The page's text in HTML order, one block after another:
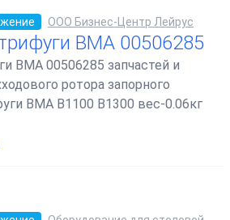
ООО Бизнес-Центр Лейрус
BMA 00506285
BMA 00506285 запчастей и
ротора запорного
BMA B1100 B1300 вес-0.06кг